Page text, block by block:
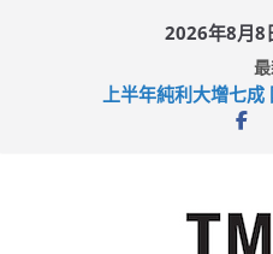
2026年8月8
最
上半年純利大增七成
拜仁熱身賽挫維